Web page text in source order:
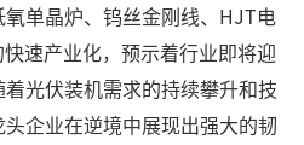
单晶炉、钨丝金刚线、HJT电
速产业化，预示着行业即将迎
光伏装机需求的持续攀升和技
企业在逆境中展现出强大的韧